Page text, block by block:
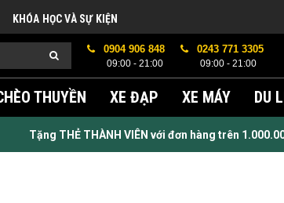
KHÓA HỌC VÀ SỰ KIỆN
0904 906 848
09:00 - 21:00
0243 771 3305
09:00 - 21:00
THUYỀN XE ĐẠP XE MÁY DU
Tặng THẺ THÀNH VIÊN với đơn hàng trên